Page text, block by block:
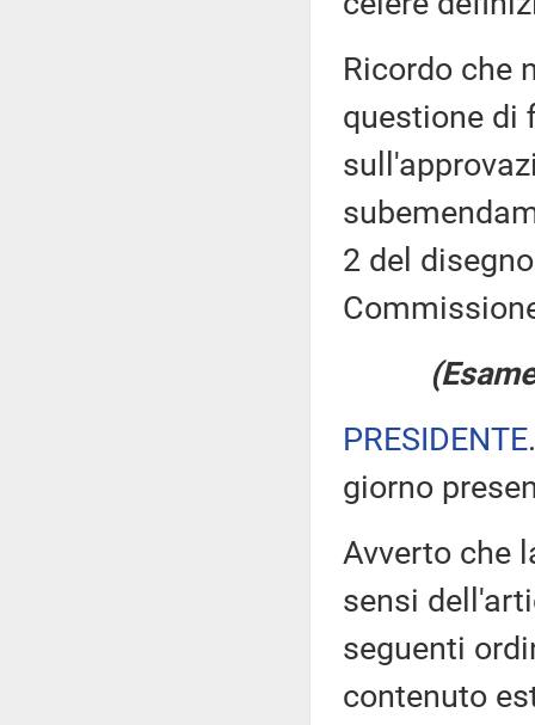
Ricordo che
questione di
2 del
PRESIDENTE
giorno
Avverto che
sensi
seguenti
contenuto